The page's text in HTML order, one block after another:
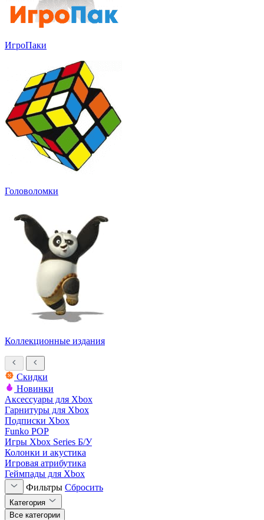
ИгроПаки
Головоломки
Коллекционные издания
Скидки
Новинки
Аксессуары для Xbox
Гарнитуры для Xbox
Подписки Xbox
Funko POP
Игры Xbox Series Б/У
Колонки и акустика
Игровая атрибутика
Геймпады для Xbox
Фильтры Сбросить
Категория
Все категории